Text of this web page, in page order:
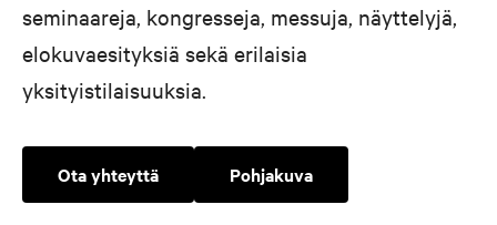
seminaareja, kongresseja, messuja, näyttelyjä,
elokuvaesityksiä sekä erilaisia
yksityistilaisuuksia.
Ota yhteyttä Pohjakuva